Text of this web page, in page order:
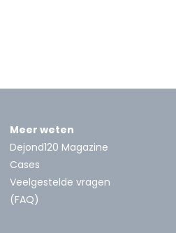
Meer weten
Dejond120 Magazine
Cases
Veelgestelde vragen
(FAQ)